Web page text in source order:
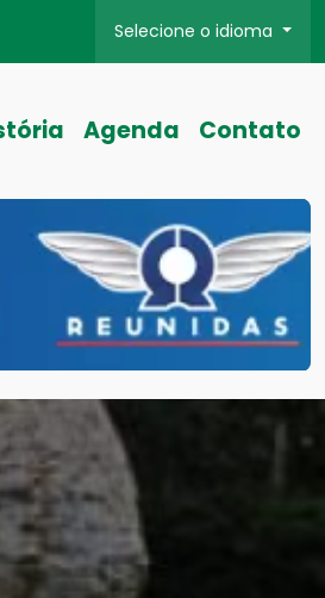
Selecione o idioma
Agenda Contato